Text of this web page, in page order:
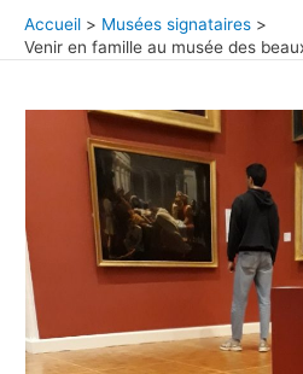
Menu
Accueil
Musées signataires
Venir en famille au musée des